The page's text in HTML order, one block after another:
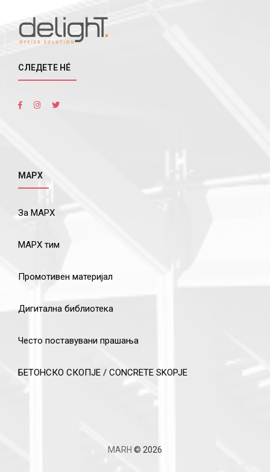
СЛЕДЕТЕ НÉ
МАРХ
За МАРХ
МАРХ тим
Промотивен материјал
Дигитална библиотека
Често поставувани прашања
БЕТОНСКО СКОПЈЕ / CONCRETE SKOPJE
MARH © 2026